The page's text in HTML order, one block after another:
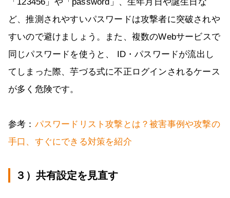
ど、推測されやすいパスワードは攻撃者に突破されや
すいので避けましょう。また、複数のWebサービスで
同じパスワードを使うと、 ID・パスワードが流出し
てしまった際、芋づる式に不正ログインされるケース
が多く危険です。
参考： パスワードリスト攻撃とは？被害事例や攻撃の
手口、すぐにできる対策を紹介
３）共有設定を見直す